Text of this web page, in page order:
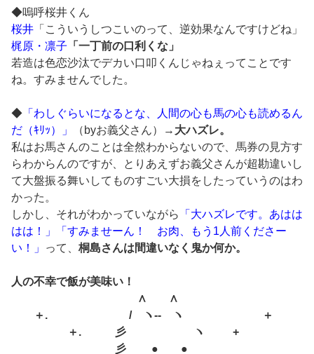
◆嗚呼桜井くん
桜井 「こういうしつこいのって、逆効果なんですけどね」
梶原・凛子 「一丁前の口利くな」
若造は色恋沙汰でデカい口叩くんじゃねぇってことです
ね。すみませんでした。
◆ 「わしぐらいになるとな、人間の心も馬の心も読めるん
だ（ｷﾘｯ）」
（byお義父さん）→ 大ハズレ。
私はお馬さんのことは全然わからないので、馬券の見方す
らわからんのですが、とりあえずお義父さんが超勘違いし
て大盤振る舞いしてものすごい大損をしたっていうのはわ
かった。
しかし、それがわかっていながら
「大ハズレです。あはは
はは！」「すみませーん！ お肉、もう1人前くださー
い！」
って、 桐島さんは間違いなく鬼か何か。
人の不幸で飯が美味い！
∧ ∧
＋. / ヽ‐‐ ヽ ＋
＋. 彡 ヽ +
彡 ● ●